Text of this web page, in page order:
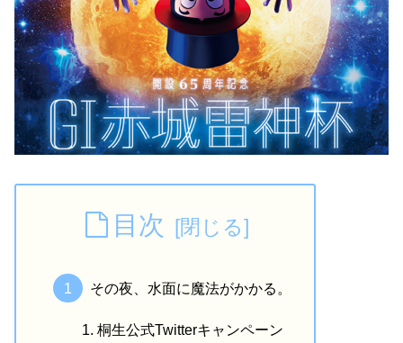
目次
その夜、水面に魔法がかかる。
桐生公式Twitterキャンペーン